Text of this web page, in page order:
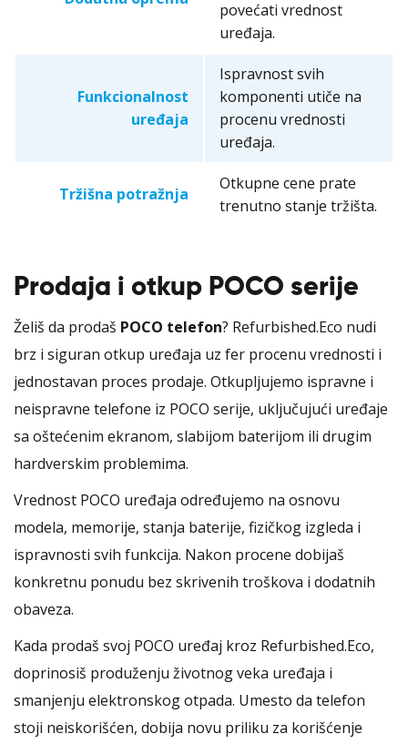
povećati vrednost
uređaja.
Funkcionalnost
uređaja
Ispravnost svih
komponenti utiče na
procenu vrednosti
uređaja.
Tržišna potražnja
Otkupne cene prate
trenutno stanje tržišta.
Prodaja i otkup POCO serije
Želiš da prodaš POCO telefon? Refurbished.Eco nudi
brz i siguran otkup uređaja uz fer procenu vrednosti i
jednostavan proces prodaje. Otkupljujemo ispravne i
neispravne telefone iz POCO serije, uključujući uređaje
sa oštećenim ekranom, slabijom baterijom ili drugim
hardverskim problemima.
Vrednost POCO uređaja određujemo na osnovu
modela, memorije, stanja baterije, fizičkog izgleda i
ispravnosti svih funkcija. Nakon procene dobijaš
konkretnu ponudu bez skrivenih troškova i dodatnih
obaveza.
Kada prodaš svoj POCO uređaj kroz Refurbished.Eco,
doprinosiš produženju životnog veka uređaja i
smanjenju elektronskog otpada. Umesto da telefon
stoji neiskorišćen, dobija novu priliku za korišćenje